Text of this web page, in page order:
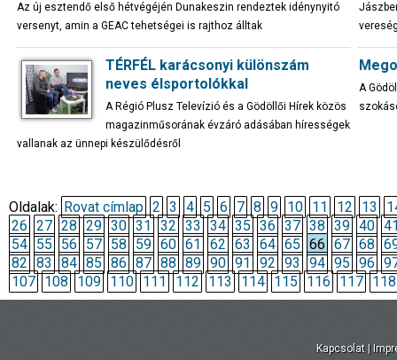
Az új esztendő első hétvégéjén Dunakeszin rendeztek idénynyitó
versenyt, amin a GEAC tehetségei is rajthoz álltak
TÉRFÉL karácsonyi különszám
neves élsportolókkal
A Régió Plusz Televízió és a Gödöllői Hírek közös
magazinműsorának évzáró adásában hírességek
vallanak az ünnepi készülődésről
A
Oldalak: Rovat címlap 2 3 4 5 6 7 8 9 10 11 12 13
26 27 28 29 30 31 32 33 34 35 36 37 38 39 40
54 55 56 57 58 59 60 61 62 63 64 65 66 67 68
82 83 84 85 86 87 88 89 90 91 92 93 94 95 96
107 108 109 110 111 112 113 114 115 116 117 118
Kapcsolat |